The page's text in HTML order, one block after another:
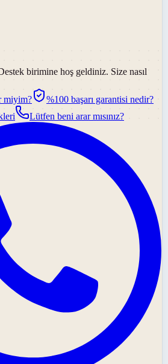
birimine hoş geldiniz. Size nasıl
miyim?
%100 başarı garantisi nedir?
Lütfen beni arar mısınız?